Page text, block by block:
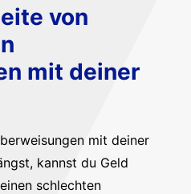
von
mit deiner
mit deiner
kannst du Geld
schlechten